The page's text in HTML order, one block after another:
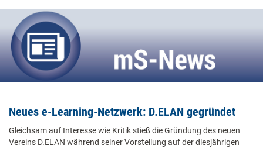
Neues e-Learning-Netzwerk: D.ELAN gegründet
Gleichsam auf Interesse wie Kritik stieß die Gründung des neuen
Vereins D.ELAN während seiner Vorstellung auf der diesjährigen